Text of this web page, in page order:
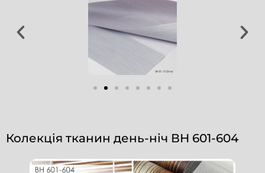
Колекція тканин день-ніч ВН 601-604